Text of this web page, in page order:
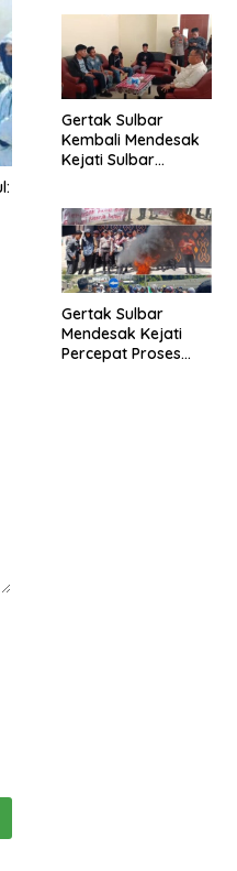
Gertak Sulbar
Kembali Mendesak
Kejati Sulbar
Majene
Gertak Sulbar
Mendesak Kejati
Percepat Proses